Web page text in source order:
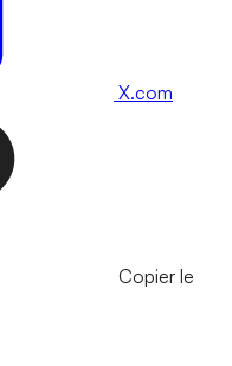
X.com
Copier le